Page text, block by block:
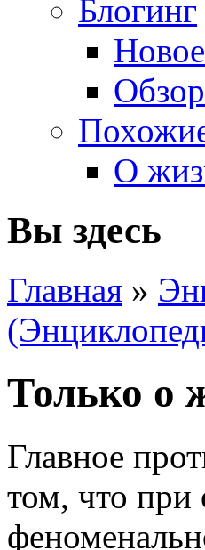
Блогинг
О
Вы здесь
Главная »
Только о
Главное
том, что при